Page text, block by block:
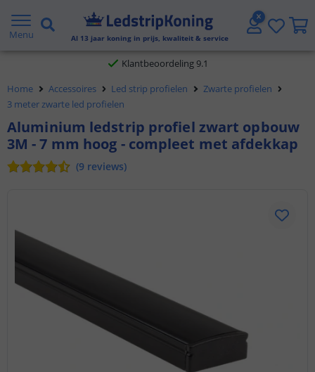
Menu Al 13 jaar koning in prijs, kwaliteit & service
Gratis verzending vanaf € 20,- NL en BE
Klantbeoordeling 9.1
Voor 23:45 uur besteld,morgen in huis
Home Accessoires Led strip profielen
Zwarte profielen
3 meter zwarte led profielen
Aluminium ledstrip profiel zwart opbouw
3M - 7 mm hoog - compleet met afdekkap
(9 reviews)